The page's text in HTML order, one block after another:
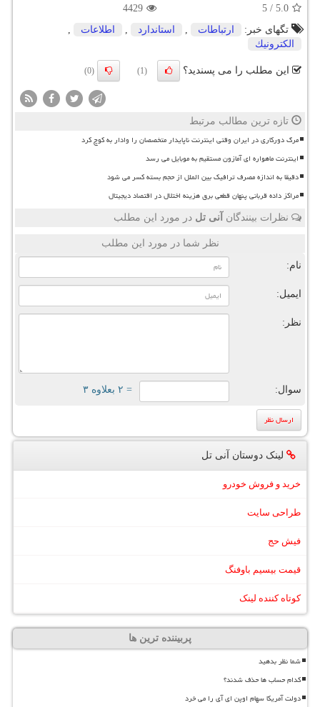
5.0
/
5
4429
تگهای خبر:
ارتباطات , استاندارد , اطلاعات
,
الكترونیك
این مطلب را می پسندید؟ (1)
(0)
تازه ترین مطالب مرتبط
مرگ دورکاری در ایران وقتی اینترنت ناپایدار متخصصان را وادار به کوچ کرد
اینترنت ماهواره ای آمازون مستقیم به موبایل می رسد
دقیقا به اندازه مصرف ترافیک بین الملل از حجم بسته کسر می شود
مراکز داده قربانی پنهان قطعی برق هزینه اختلال در اقتصاد دیجیتال
نظرات بینندگان آنی تل در مورد این مطلب
نظر شما در مورد این مطلب
نام:
ایمیل:
نظر:
سوال: = ۲ بعلاوه ۳
لینک دوستان آنی تل
خرید و فروش خودرو
طراحی سایت
فیش حج
قیمت بیسیم باوفنگ
کوتاه کننده لینک
پربیننده ترین ها
شما نظر بدهید
کدام حساب ها حذف شدند؟
دولت آمریکا سهام اوپن ای آی را می خرد